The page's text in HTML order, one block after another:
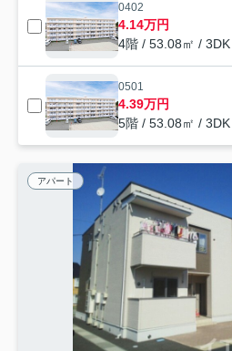
0402
4.14万円
4階 / 53.08㎡ / 3DK
0501
4.39万円
5階 / 53.08㎡ / 3DK
アパート